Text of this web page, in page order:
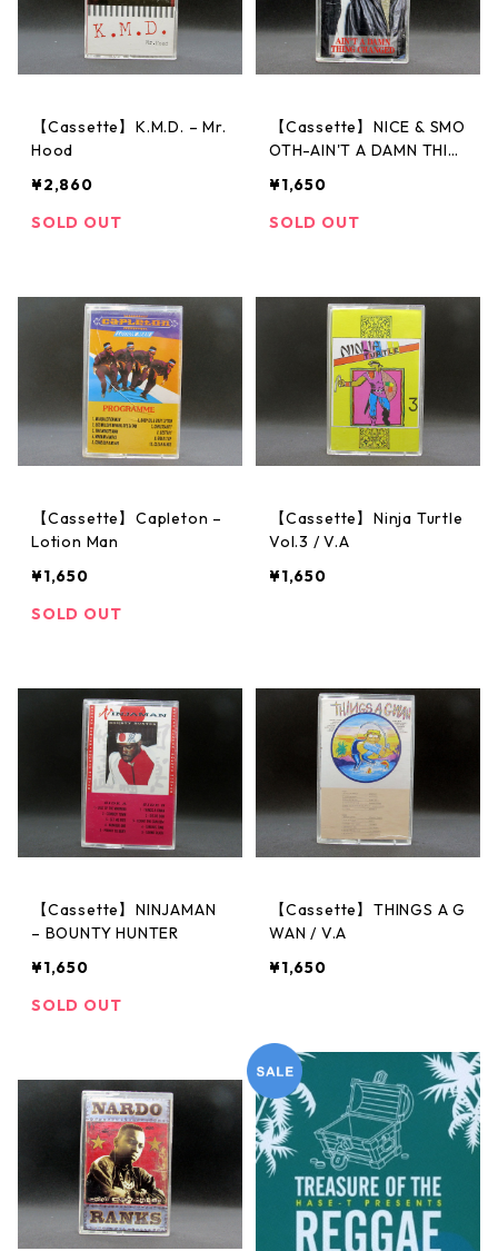
【Cassette】K.M.D. ‎– Mr.
Hood
¥2,860
SOLD OUT
【Cassette】NICE & SMO
OTH-AIN'T A DAMN THIN
¥1,650
SOLD OUT
【Cassette】Capleton –
Lotion Man
¥1,650
SOLD OUT
【Cassette】Ninja Turtle
Vol.3 / V.A
¥1,650
【Cassette】NINJAMAN
– BOUNTY HUNTER
¥1,650
SOLD OUT
【Cassette】THINGS A G
WAN / V.A
¥1,650